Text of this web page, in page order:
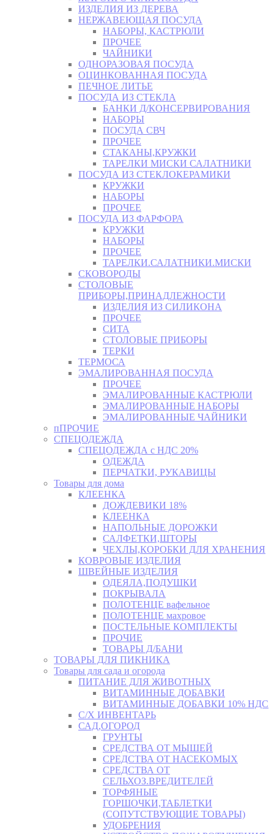
ИЗДЕЛИЯ ИЗ ДЕРЕВА
НЕРЖАВЕЮЩАЯ ПОСУДА
НАБОРЫ, КАСТРЮЛИ
ПРОЧЕЕ
ЧАЙНИКИ
ОДНОРАЗОВАЯ ПОСУДА
ОЦИНКОВАННАЯ ПОСУДА
ПЕЧНОЕ ЛИТЬЕ
ПОСУДА ИЗ СТЕКЛА
БАНКИ Д/КОНСЕРВИРОВАНИЯ
НАБОРЫ
ПОСУДА СВЧ
ПРОЧЕЕ
СТАКАНЫ,КРУЖКИ
ТАРЕЛКИ МИСКИ САЛАТНИКИ
ПОСУДА ИЗ СТЕКЛОКЕРАМИКИ
КРУЖКИ
НАБОРЫ
ПРОЧЕЕ
ПОСУДА ИЗ ФАРФОРА
КРУЖКИ
НАБОРЫ
ПРОЧЕЕ
ТАРЕЛКИ.САЛАТНИКИ.МИСКИ
СКОВОРОДЫ
СТОЛОВЫЕ
ПРИБОРЫ,ПРИНАДЛЕЖНОСТИ
ИЗДЕЛИЯ ИЗ СИЛИКОНА
ПРОЧЕЕ
СИТА
СТОЛОВЫЕ ПРИБОРЫ
ТЕРКИ
ТЕРМОСА
ЭМАЛИРОВАННАЯ ПОСУДА
ПРОЧЕЕ
ЭМАЛИРОВАННЫЕ КАСТРЮЛИ
ЭМАЛИРОВАННЫЕ НАБОРЫ
ЭМАЛИРОВАННЫЕ ЧАЙНИКИ
пПРОЧИЕ
СПЕЦОДЕЖДА
СПЕЦОДЕЖДА с НДС 20%
ОДЕЖДА
ПЕРЧАТКИ, РУКАВИЦЫ
Товары для дома
КЛЕЕНКА
ДОЖДЕВИКИ 18%
КЛЕЕНКА
НАПОЛЬНЫЕ ДОРОЖКИ
САЛФЕТКИ,ШТОРЫ
ЧЕХЛЫ,КОРОБКИ ДЛЯ ХРАНЕНИЯ
КОВРОВЫЕ ИЗДЕЛИЯ
ШВЕЙНЫЕ ИЗДЕЛИЯ
ОДЕЯЛА,ПОДУШКИ
ПОКРЫВАЛА
ПОЛОТЕНЦЕ вафельное
ПОЛОТЕНЦЕ махровое
ПОСТЕЛЬНЫЕ КОМПЛЕКТЫ
ПРОЧИЕ
ТОВАРЫ Д/БАНИ
ТОВАРЫ ДЛЯ ПИКНИКА
Товары для сада и огорода
ПИТАНИЕ ДЛЯ ЖИВОТНЫХ
ВИТАМИННЫЕ ДОБАВКИ
ВИТАМИННЫЕ ДОБАВКИ 10% НДС
С/Х ИНВЕНТАРЬ
САД,ОГОРОД
ГРУНТЫ
СРЕДСТВА ОТ МЫШЕЙ
СРЕДСТВА ОТ НАСЕКОМЫХ
СРЕДСТВА ОТ
СЕЛЬХОЗ.ВРЕДИТЕЛЕЙ
ТОРФЯНЫЕ
ГОРШОЧКИ,ТАБЛЕТКИ
(СОПУТСТВУЮЩИЕ ТОВАРЫ)
УДОБРЕНИЯ